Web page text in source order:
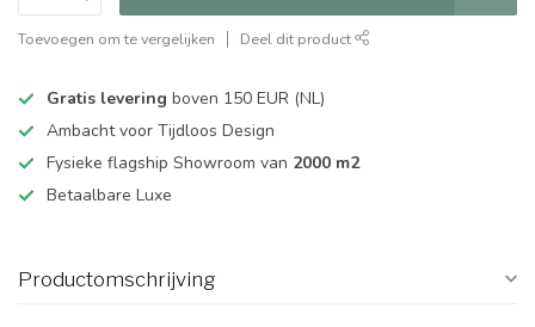
Toevoegen om te vergelijken Deel dit product
Gratis levering boven 150 EUR (NL)
Ambacht voor Tijdloos Design
Fysieke flagship Showroom van 2000 m2
Betaalbare Luxe
Productomschrijving